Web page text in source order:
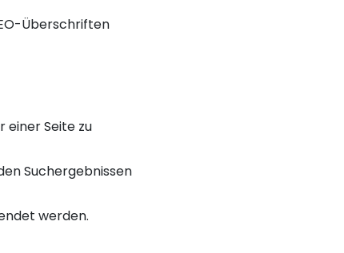
Überschriften
einer Seite zu
Suchergebnissen
werden.